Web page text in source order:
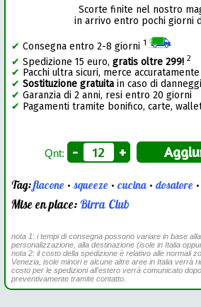
Scorte finite nel nostro
in arrivo entro pochi giorni
✔ Consegna entro 2-8 giorni 1
✔ Spedizione 15 euro,gratis oltre 299! 2
✔ Pacchi ultra sicuri, merce
✔ Sostituzione gratuitain caso di
✔ Garanzia di 2 anni, resi entro 20 giorni
✔ Pagamenti tramite bonifico, carte,
Qnt: - +
Tag:flacone •squeeze •cucina•dosatore
Mise en place:Birra Club
nota 1: i tempi di consegna possono variare in base
personalizzazione, alla destinazione (isole in Italia
nota 2: il costo della spedizione è relativo alle normali
Venezia, isole minori e alcune altre aree in Italia verrà
costo per le spedizioni all'estero verrà comunicato
preventivamente tramite contatto.